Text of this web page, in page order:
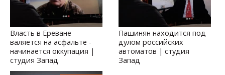
Власть в Ереване
валяется на асфальте -
начинается оккупация |
студия Запад
Пашинян находится под
дулом российских
автоматов | студия
Запад